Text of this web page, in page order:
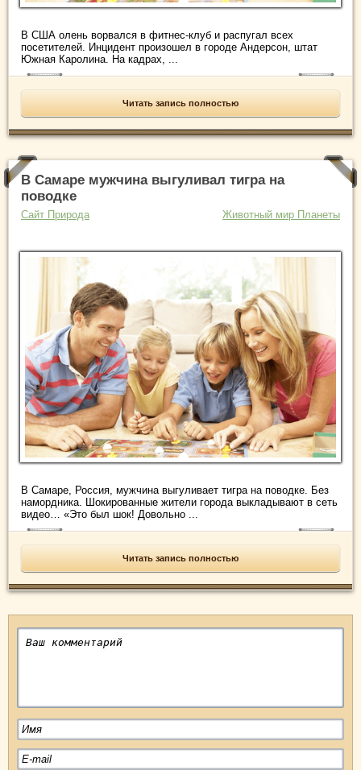
В США олень ворвался в фитнес-клуб и распугал всех
посетителей. Инцидент произошел в городе Андерсон, штат
Южная Каролина. На кадрах, ...
Читать запись полностью
В Самаре мужчина выгуливал тигра на
поводке
Сайт Природа Животный мир Планеты
В Самаре, Россия, мужчина выгуливает тигра на поводке. Без
намордника. Шокированные жители города выкладывают в сеть
видео… «Это был шок! Довольно ...
Читать запись полностью